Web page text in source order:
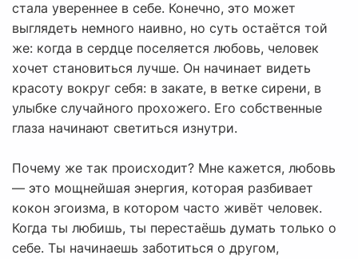
стала увереннее в себе. Конечно, это может
выглядеть немного наивно, но суть остаётся той
же: когда в сердце поселяется любовь, человек
хочет становиться лучше. Он начинает видеть
красоту вокруг себя: в закате, в ветке сирени, в
улыбке случайного прохожего. Его собственные
глаза начинают светиться изнутри.
Почему же так происходит? Мне кажется, любовь
— это мощнейшая энергия, которая разбивает
кокон эгоизма, в котором часто живёт человек.
Когда ты любишь, ты перестаёшь думать только о
себе. Ты начинаешь заботиться о другом,